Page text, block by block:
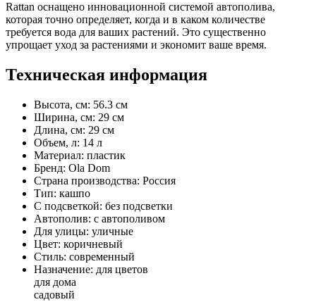
Rattan оснащено инновационной системой автополива,
которая точно определяет, когда и в каком количестве
требуется вода для ваших растений. Это существенно
упрощает уход за растениями и экономит ваше время.
Техническая информация
Высота, см: 56.3 см
Ширина, см: 29 см
Длина, см: 29 см
Объем, л: 14 л
Материал: пластик
Бренд: Ola Dom
Страна производства: Россия
Тип: кашпо
С подсветкой: без подсветки
Автополив: с автополивом
Для улицы: уличные
Цвет: коричневый
Стиль: современный
Назначение: для цветов
для дома
садовый